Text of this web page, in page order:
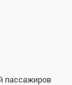
пассажиров